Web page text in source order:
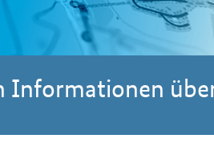
In­for­ma­tio­nen